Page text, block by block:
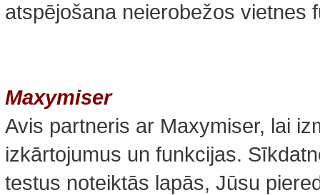
atspējošana neierobežos vietnes
Maxymiser
Avis partneris ar Maxymiser, lai
izkārtojumus un funkcijas.
testus noteiktās lapās, Jūsu